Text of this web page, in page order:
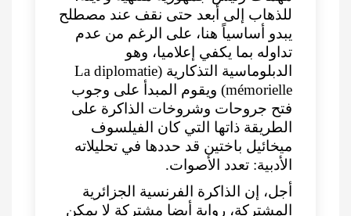
للذهاب إلى أبعد حتى نقف عند مصطلح
يبدو أساسياً هنا، على الرغم من عدم
تداوله بما يكفي إعلاميا، وهو
الدبلوماسية التذكارية (La diplomatie
mémorielle) ويقوم المبدأ على وجوب
فتح جروحات وشروخات الذاكرة على
الطريقة ذاتها التي كان الفيلسوف
ميخائيل باختين قد حددها في تحليلاته
الأدبية: تعدد الأصوات.
أجل، إن الذاكرة الفرنسية الجزائرية
المشتركة، رواية أيضا مشتركة لا يمكن